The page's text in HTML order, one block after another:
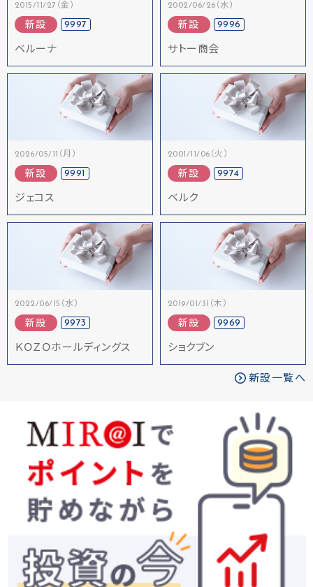
2015/11/27（金）
新設 9997
ベルーナ
2002/06/26（水）
新設 9996
サトー商会
2026/05/11（月）
新設 9991
ジェコス
2001/11/06（火）
新設 9974
ベルク
2022/06/15（水）
新設 9973
ＫＯＺＯホールディングス
2019/01/31（木）
新設 9969
ショクブン
新設一覧へ